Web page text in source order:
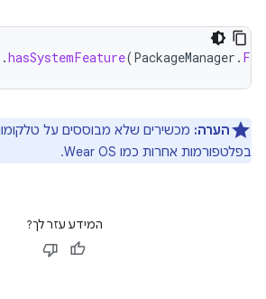
.hasSystemFeature(PackageManager .
הערה: מכשירים שלא מבוססים על
בפלטפורמות אחרות כמו Wear OS.
המידע עזר לך?